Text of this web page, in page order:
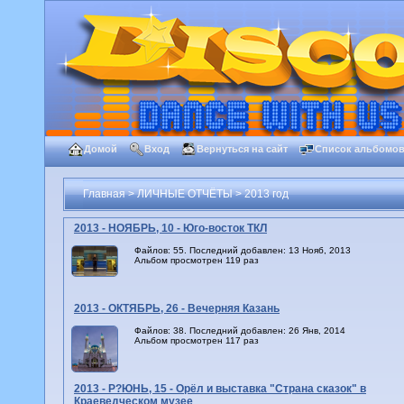
Домой Вход Вернуться на сайт Список альбомов
Главная>ЛИЧНЫЕ ОТЧЁТЫ>2013 год
2013 - НОЯБРЬ, 10 - Юго-восток ТКЛ
Файлов: 55. Последний добавлен: 13 Нояб, 2013
Альбом просмотрен 119 раз
2013 - ОКТЯБРЬ, 26 - Вечерняя Казань
Файлов: 38. Последний добавлен: 26 Янв, 2014
Альбом просмотрен 117 раз
2013 - Р?ЮНЬ, 15 - Орёл и выставка "Страна сказок" в
Краеведческом музее